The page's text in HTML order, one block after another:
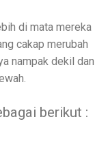
di mata mereka
cakap merubah
nampak dekil dan
berikut :